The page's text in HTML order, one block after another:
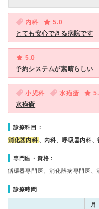
内科
5.0
とても安心できる病院です
5.0
予約システムが素晴らしい
小児科 水疱瘡
水疱瘡
診療科目：
消化器内科 、内科、呼吸器内科
専門医・資格：
循環器専門医、消化器病専門医
診療時間
月